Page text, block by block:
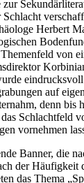
Herbert
von
auf
denn bis
Schlachtfeld
vornehmen
Banner, die
der Häufigkeit
das Thema